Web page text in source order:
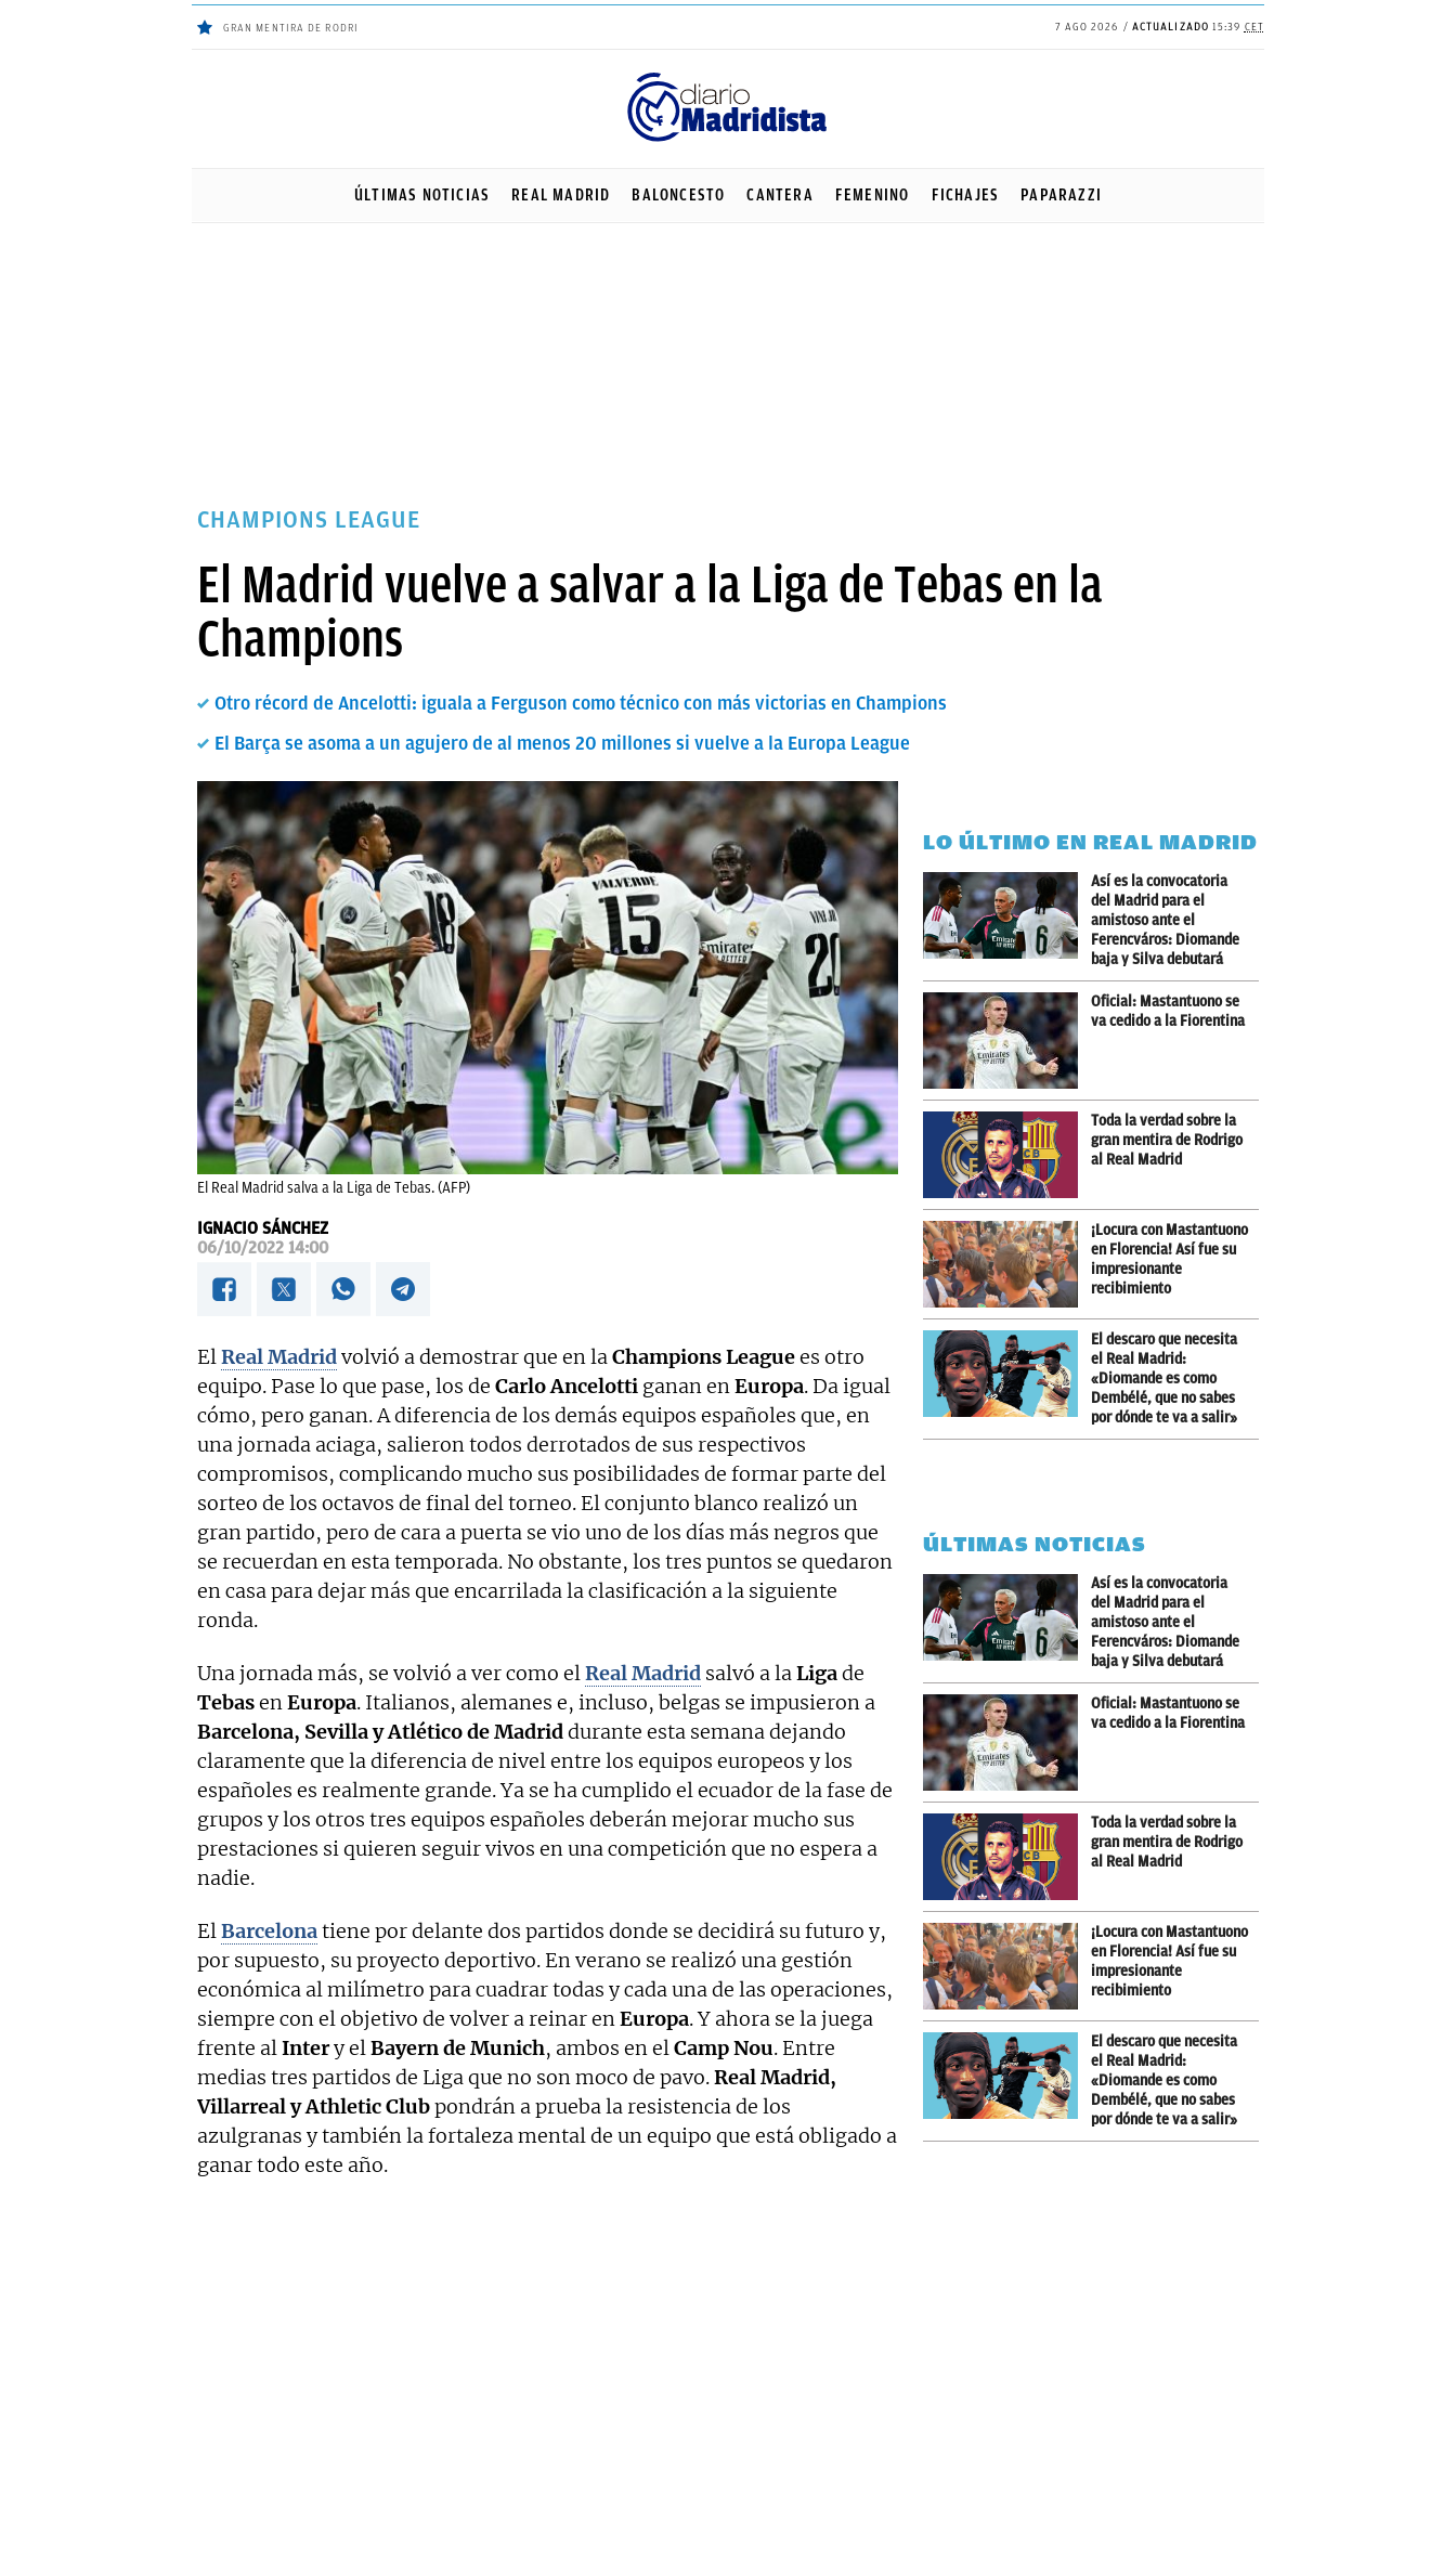
GRAN MENTIRA DE RODRI 7 AGO 2026 ACTUALIZADO 15:39 CET
ÚLTIMAS NOTICIAS REAL MADRID BALONCESTO CANTERA FEMENINO FICHAJES PAPARAZZI
CHAMPIONS LEAGUE
El Madrid vuelve a salvar a la Liga de Tebas en la
Champions
Otro récord de Ancelotti: iguala a Ferguson como técnico con más victorias en Champions
El Barça se asoma a un agujero de al menos 20 millones si vuelve a la Europa League
El Real Madrid salva a la Liga de Tebas. (AFP)
IGNACIO SÁNCHEZ
06/10/2022 14:00
ElReal Madridvolvió a demostrar que en laChampions Leaguees otro
equipo. Pase lo que pase, los de Carlo Ancelotti ganan enEuropa. Da igual
cómo, pero ganan. A diferencia de los demás equipos españoles que, en
una jornada aciaga, salieron todos derrotados de sus respectivos
compromisos, complicando mucho sus posibilidades de formar parte del
sorteo de los octavos de final del torneo. El conjunto blanco realizó un
gran partido, pero de cara a puerta se vio uno de los días más negros que
se recuerdan en esta temporada. No obstante, los tres puntos se quedaron
en casa para dejar más que encarrilada la clasificación a la siguiente
ronda.
Una jornada más, se volvió a ver como elReal Madrid salvó a laLigade
TebasenEuropa. Italianos, alemanes e, incluso, belgas se impusieron a
Barcelona, Sevilla y Atlético de Madriddurante esta semana dejando
claramente que la diferencia de nivel entre los equipos europeos y los
españoles es realmente grande. Ya se ha cumplido el ecuador de la fase de
grupos y los otros tres equipos españoles deberán mejorar mucho sus
prestaciones si quieren seguir vivos en una competición que no espera a
nadie.
ElBarcelonatiene por delante dos partidos donde se decidirá su futuro y,
por supuesto, su proyecto deportivo. En verano se realizó una gestión
económica al milímetro para cuadrar todas y cada una de las operaciones,
siempre con el objetivo de volver a reinar enEuropa. Y ahora se la juega
frente alIntery elBayern de Munich, ambos en elCamp Nou. Entre
medias tres partidos de Liga que no son moco de pavo.Real Madrid,
Villarreal y Athletic Clubpondrán a prueba la resistencia de los
azulgranas y también la fortaleza mental de un equipo que está obligado a
ganar todo este año.
LO ÚLTIMO EN REAL MADRID
Así es la convocatoria
del Madrid para el
amistoso ante el
Ferencváros: Diomande
baja y Silva debutará
Oficial: Mastantuono se
va cedido a la Fiorentina
Toda la verdad sobre la
gran mentira de Rodrigo
al Real Madrid
¡Locura con Mastantuono
en Florencia! Así fue su
impresionante
recibimiento
El descaro que necesita
el Real Madrid:
«Diomande es como
Dembélé, que no sabes
por dónde te va a salir»
ÚLTIMAS NOTICIAS
Así es la convocatoria
del Madrid para el
amistoso ante el
Ferencváros: Diomande
baja y Silva debutará
Oficial: Mastantuono se
va cedido a la Fiorentina
Toda la verdad sobre la
gran mentira de Rodrigo
al Real Madrid
¡Locura con Mastantuono
en Florencia! Así fue su
impresionante
recibimiento
El descaro que necesita
el Real Madrid:
«Diomande es como
Dembélé, que no sabes
por dónde te va a salir»